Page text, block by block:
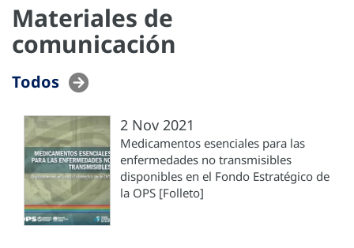
Materiales de
comunicación
Todos
2 Nov 2021
Medicamentos esenciales para las
enfermedades no transmisibles
disponibles en el Fondo Estratégico de
la OPS [Folleto]